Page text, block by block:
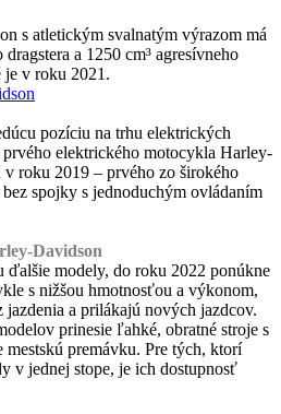
s atletickým svalnatým výrazom má
a 1250 cm³ agresívneho
je v roku 2021.
pozíciu na trhu elektrických
elektrického motocykla Harley-
roku 2019 – prvého zo širokého
spojky s jednoduchým ovládaním
Davidson
modely, do roku 2022 ponúkne
s nižšou hmotnosťou a výkonom,
a prilákajú nových jazdcov.
prinesie ľahké, obratné stroje s
premávku. Pre tých, ktorí
v jednej stope, je ich dostupnosť